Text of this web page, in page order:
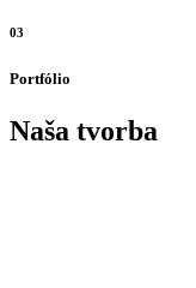
03
Portfólio
Naša tvorba